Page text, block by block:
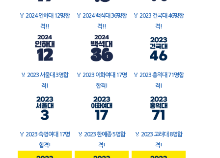
🏅 2024 인하대 12명합
격!!
🏅 2024 백석대 36명합
격!!
🏅 2023 건국대 46명합
격!
🏅 2023 서울대 3명합
격!
🏅 2023 이화여대 17명
합격!
🏅 2023 홍익대 71명합
격!
🏅 2023 숙명여대 17명
합격!
🏅 2023 한예종 5명합
격!
🏅 2023 고려대 8명합
격!